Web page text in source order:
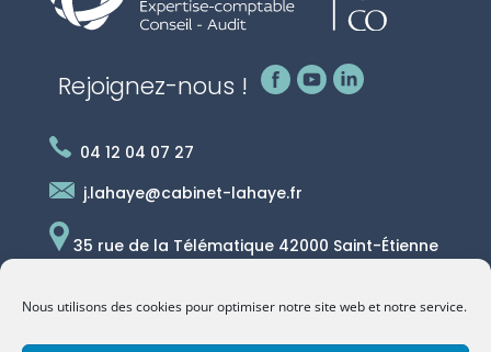
Nous utilisons des cookies pour optimiser notre site web et notre service.
Rejoignez-nous !
04 12 04 07 27
j.lahaye@cabinet-lahaye.fr
35 rue de la Télématique 42000 Saint-Étienne
|RECRUTEMENT